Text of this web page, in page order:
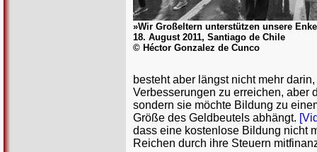
»Wir Großeltern unterstützen unsere
18. August 2011, Santiago de Chile
© Héctor Gonzalez de Cunco
besteht aber längst nicht mehr
Verbesserungen zu erreichen, aber
sondern sie möchte Bildung zu
Größe des Geldbeutels abhängt.
dass eine kostenlose Bildung nicht
Reichen durch ihre Steuern